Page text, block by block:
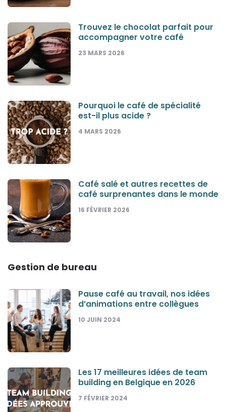
Trouvez le chocolat parfait pour
accompagner votre café
23 MARS 2026
Pourquoi le café de spécialité
est-il plus acide ?
4 MARS 2026
Café salé et autres recettes de
café surprenantes dans le monde
16 FÉVRIER 2026
Gestion de bureau
Pause café au travail, nos idées
d’animations entre collègues
10 JUIN 2024
Les 17 meilleures idées de team
building en Belgique en 2026
7 FÉVRIER 2024